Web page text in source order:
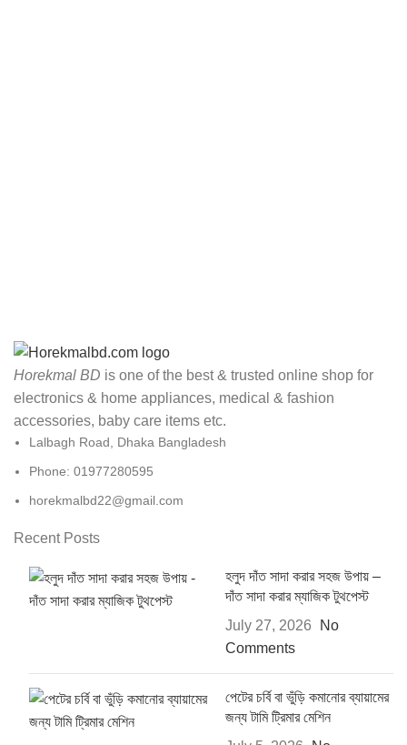
Horekmal BD is one of the best & trusted online shop for
electronics & home appliances, medical & fashion
accessories, baby care items etc.
Lalbagh Road, Dhaka Bangladesh
Phone: 01977280595
horekmalbd22@gmail.com
Recent Posts
হলুদ দাঁত সাদা করার সহজ উপায় –
দাঁত সাদা করার ম্যাজিক টুথপেস্ট
July 27, 2026
No
Comments
পেটের চর্বি বা ভুঁড়ি কমানোর ব্যায়ামের
জন্য টামি ট্রিমার মেশিন